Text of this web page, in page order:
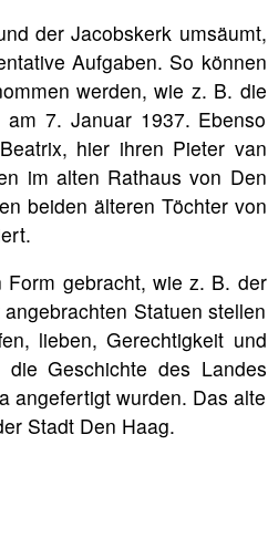
der Jacobskerk umsäumt,
Aufgaben. So können
werden, wie z. B. die
7. Januar 1937. Ebenso
hier ihren Pieter van
im alten Rathaus von Den
beiden älteren Töchter von
gebracht, wie z. B. der
Statuen stellen
lieben, Gerechtigkeit und
Geschichte des Landes
angefertigt wurden. Das alte
Stadt Den Haag.